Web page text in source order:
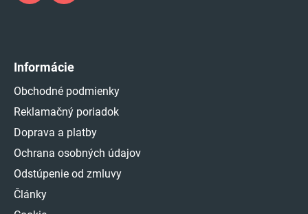
Informácie
Obchodné podmienky
Reklamačný poriadok
Doprava a platby
Ochrana osobných údajov
Odstúpenie od zmluvy
Články